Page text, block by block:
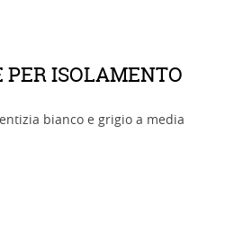
ISOLAMENTO
bianco e grigio a media